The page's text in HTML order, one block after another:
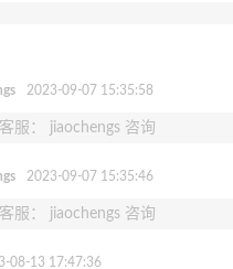
2023-09-07 15:35:58
服： jiaochengs 咨询
2023-09-07 15:35:46
服： jiaochengs 咨询
08-13 17:47:36